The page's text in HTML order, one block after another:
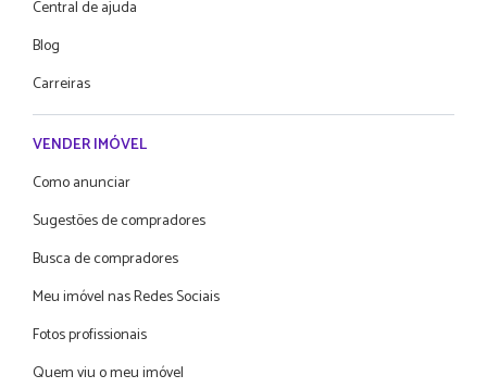
Central de ajuda
Blog
Carreiras
VENDER IMÓVEL
Como anunciar
Sugestões de compradores
Busca de compradores
Meu imóvel nas Redes Sociais
Fotos profissionais
Quem viu o meu imóvel